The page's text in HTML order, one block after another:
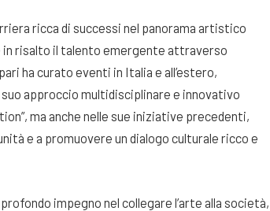
ricca di successi nel panorama artistico
in risalto il talento emergente attraverso
ha curato eventi in Italia e all’estero,
approccio multidisciplinare e innovativo
ma anche nelle sue iniziative precedenti,
e a promuovere un dialogo culturale ricco e
impegno nel collegare l’arte alla società,